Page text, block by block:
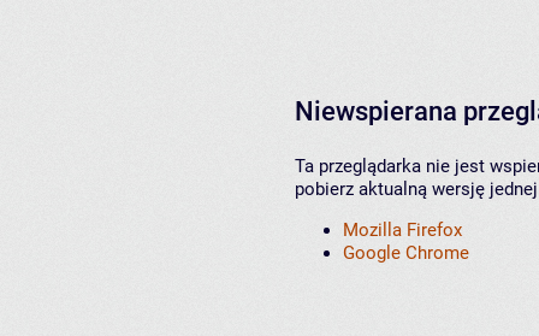
Niewspierana
Ta przeglądarka nie jest
pobierz aktualną wersję
Mozilla Firefox
Google Chrome